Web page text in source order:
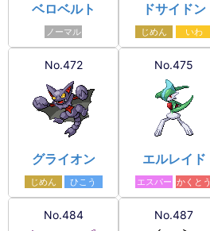
ベロベルト
ノーマル
ドサイドン
じめん いわ
No.472
グライオン
じめん ひこう
No.475
エルレイド
エスパー かくとう
No.484 No.487